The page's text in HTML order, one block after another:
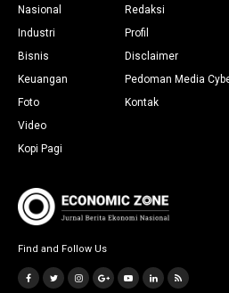
Nasional
Industri
Bisnis
Keuangan
Foto
Video
Kopi Pagi
Redaksi
Profil
Disclaimer
Pedoman Media
Kontak
Find and Follow Us